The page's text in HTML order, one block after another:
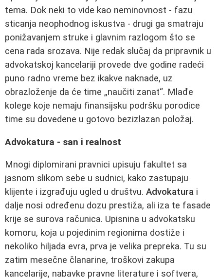
tema. Dok neki to vide kao neminovnost - fazu
sticanja neophodnog iskustva - drugi ga smatraju
ponižavanjem struke i glavnim razlogom što se
cena rada srozava. Nije redak slučaj da pripravnik u
advokatskoj kancelariji provede dve godine radeći
puno radno vreme bez ikakve naknade, uz
obrazloženje da će time „naučiti zanat“. Mlađe
kolege koje nemaju finansijsku podršku porodice
time su dovedene u gotovo bezizlazan položaj.
Advokatura - san i realnost
Mnogi diplomirani pravnici upisuju fakultet sa
jasnom slikom sebe u sudnici, kako zastupaju
klijente i izgrađuju ugled u društvu. Advokatura i
dalje nosi određenu dozu prestiža, ali iza te fasade
krije se surova računica. Upisnina u advokatsku
komoru, koja u pojedinim regionima dostiže i
nekoliko hiljada evra, prva je velika prepreka. Tu su
zatim mesečne članarine, troškovi zakupa
kancelarije, nabavke pravne literature i softvera,